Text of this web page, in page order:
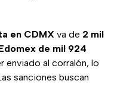
en CDMX va de 2 mil
de mil 924
enviado al corralón, lo
sanciones buscan